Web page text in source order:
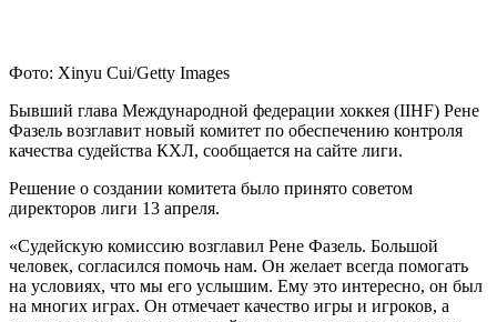
Фото: Xinyu Cui/Getty Images
Бывший глава Международной федерации хоккея (IIHF) Рене
Фазель возглавит новый комитет по обеспечению контроля
качества судейства КХЛ, сообщается на сайте лиги.
Решение о создании комитета было принято советом
директоров лиги 13 апреля.
«Судейскую комиссию возглавил Рене Фазель. Большой
человек, согласился помочь нам. Он желает всегда помогать
на условиях, что мы его услышим. Ему это интересно, он был
на многих играх. Он отмечает качество игры и игроков, а